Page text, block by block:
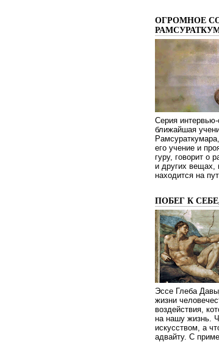
ОГРОМНОЕ
Серия
ближайшая
его учение и
гуру, говорит о
и других вещах,
находится на
ПОБЕГ К
Эссе Глеба
жизни
воздействия,
на нашу жизнь.
искусством, а
адвайту. С